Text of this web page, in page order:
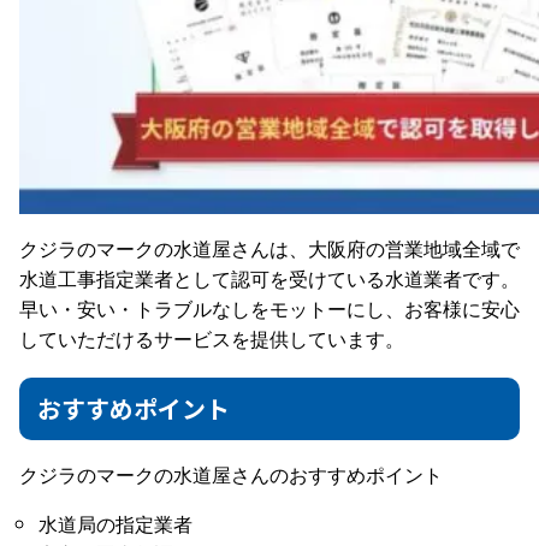
クジラのマークの水道屋さんは、大阪府の営業地域全域で
水道工事指定業者として認可を受けている水道業者です。
早い・安い・トラブルなしをモットーにし、お客様に安心
していただけるサービスを提供しています。
おすすめポイント
クジラのマークの水道屋さんのおすすめポイント
水道局の指定業者